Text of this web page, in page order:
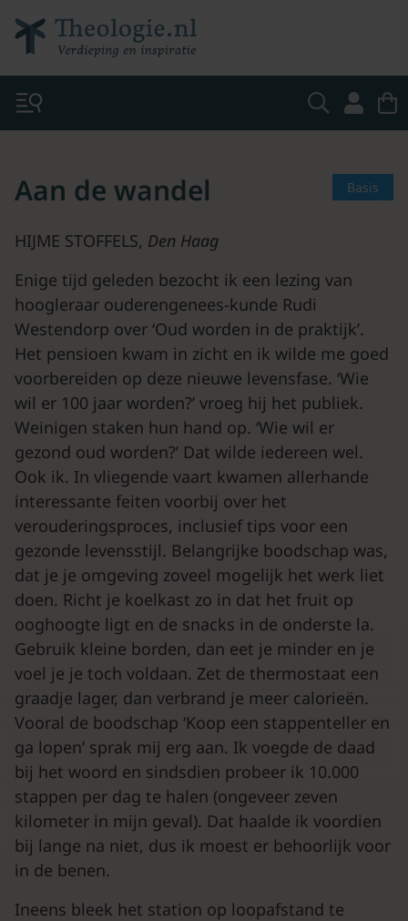
Basis
Aan de wandel
HIJME STOFFELS, Den Haag
Enige tijd geleden bezocht ik een lezing van
hoogleraar ouderengenees-kunde Rudi
Westendorp over ‘Oud worden in de praktijk’.
Het pensioen kwam in zicht en ik wilde me goed
voorbereiden op deze nieuwe levensfase. ‘Wie
wil er 100 jaar worden?’ vroeg hij het publiek.
Weinigen staken hun hand op. ‘Wie wil er
gezond oud worden?’ Dat wilde iedereen wel.
Ook ik. In vliegende vaart kwamen allerhande
interessante feiten voorbij over het
verouderingsproces, inclusief tips voor een
gezonde levensstijl. Belangrijke boodschap was,
dat je je omgeving zoveel mogelijk het werk liet
doen. Richt je koelkast zo in dat het fruit op
ooghoogte ligt en de snacks in de onderste la.
Gebruik kleine borden, dan eet je minder en je
voel je je toch voldaan. Zet de thermostaat een
graadje lager, dan verbrand je meer calorieën.
Vooral de boodschap ‘Koop een stappenteller en
ga lopen’ sprak mij erg aan. Ik voegde de daad
bij het woord en sindsdien probeer ik 10.000
stappen per dag te halen (ongeveer zeven
kilometer in mijn geval). Dat haalde ik voordien
bij lange na niet, dus ik moest er behoorlijk voor
in de benen.
Ineens bleek het station op loopafstand te